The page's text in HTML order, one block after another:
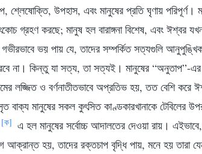
শ্লেষোক্তি, উপহাস, এবং মানুষের প্রতি ঘৃণায়
গ্রহণ করছে; মানুষ হল বারাঙ্গনা বিশেষ, এবং ঈশ্বর
ভয় পায় যে, তাদের সম্পর্কিত সত্যগুলি
না। কিন্তু যা সত্য, তা সত্যই। মানুষের “অনুতাপ”-
লজ্জিত ও বর্ণনাতীতভাবে অপ্রতিভ হয়, তত বেশি করে
বাক্য মানুষের সকল কুৎসিত কাণ্ডকারখানাকে টেবিলের
[ক] এ হল মানুষের সর্বোচ্চ আদালতের দেওয়া রায়।
আক্রান্ত হয়, তাদের রক্তচাপ বৃদ্ধি পায়, মনে হয় তারা